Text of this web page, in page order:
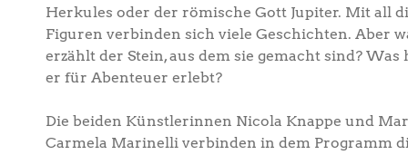
Herkules oder der römische Gott Jupiter. Mit all
Figuren verbinden sich viele Geschichten. Aber
erzählt der Stein, aus dem sie gemacht sind? Was
er für Abenteuer erlebt?
Die beiden Künstlerinnen Nicola Knappe und
Carmela Marinelli verbinden in dem Programm